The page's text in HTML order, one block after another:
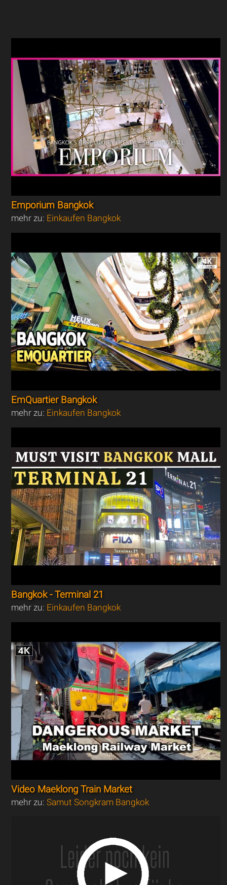
Emporium Bangkok
mehr zu: Einkaufen Bangkok
EmQuartier Bangkok
mehr zu: Einkaufen Bangkok
Bangkok - Terminal 21
mehr zu: Einkaufen Bangkok
Video Maeklong Train Market
mehr zu:Samut Songkram Bangkok